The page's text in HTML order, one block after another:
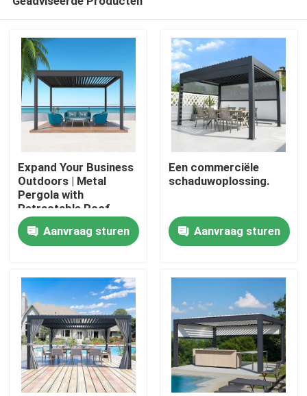
Producten
Ongeveer ons
Expand Your Business
Outdoors | Metal
Pergola with
Retractable Roof
Aanvraag sturen
Een commerciële
schaduwoplossing.
Aanvraag sturen